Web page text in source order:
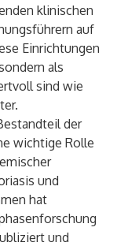
klinischen
auf
Einrichtungen
als
sind wie
der
wichtige Rolle
und
hat
und